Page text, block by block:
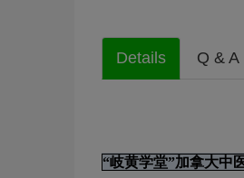
Details Q & A
“岐黄学堂”加拿大中